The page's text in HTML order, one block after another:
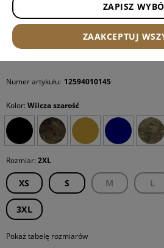
Numer artykułu: 12594010145
Kolor: Wilcza szarość
Rozmiar: 2XL
XS S M L
3XL
Pokaż tabelę rozmiarów
ZAPISZ
ZAAKCEPTUJ